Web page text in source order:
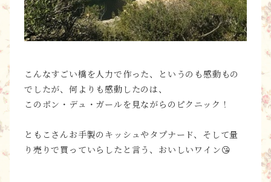
こんなすごい橋を人力で作った、というのも感動もの
でしたが、何よりも感動したのは、
このポン・デュ・ガールを見ながらのピクニック！
ともこさんお手製のキッシュやタプナード、そして量
り売りで買っていらしたと言う、おいしいワイン😘